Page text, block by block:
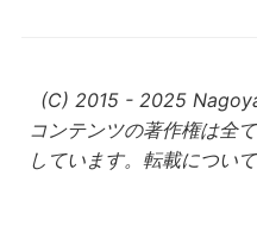
(C) 2015 - 2025
コンテンツの著作権は全
しています。転載につい